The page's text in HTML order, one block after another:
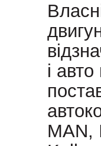
і
MAN,